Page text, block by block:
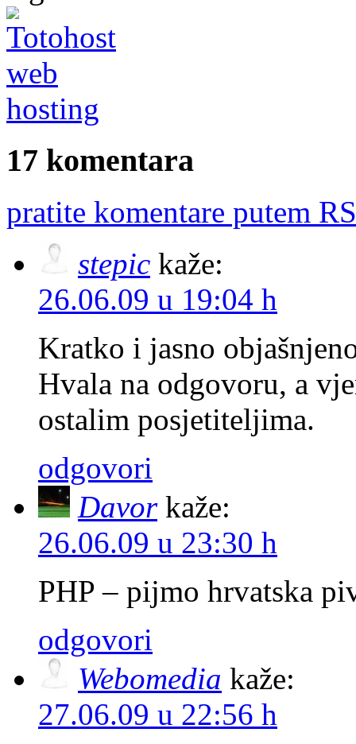
17 komentara
pratite komentare putem
stepic kaže:
26.06.09 u 19:04 h
Kratko i jasno
Hvala na odgovoru, a
ostalim posjetiteljima.
odgovori
Davor kaže:
26.06.09 u 23:30 h
PHP – pijmo hrvatska
odgovori
Webomedia kaže:
27.06.09 u 22:56 h